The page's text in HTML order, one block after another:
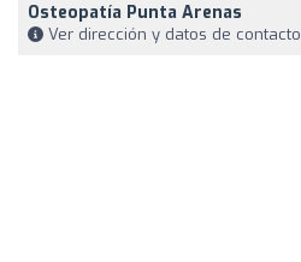
Osteopatía Punta Arenas
Ver dirección y datos de contacto